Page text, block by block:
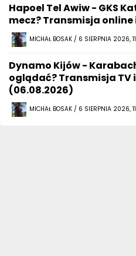
Hapoel Tel Awiw - GKS
mecz? Transmisja online
MICHAŁ BOSAK / 6 SIERPNIA 2026,
Dynamo Kijów -
oglądać? Transmisja TV
(06.08.2026)
MICHAŁ BOSAK / 6 SIERPNIA 2026,